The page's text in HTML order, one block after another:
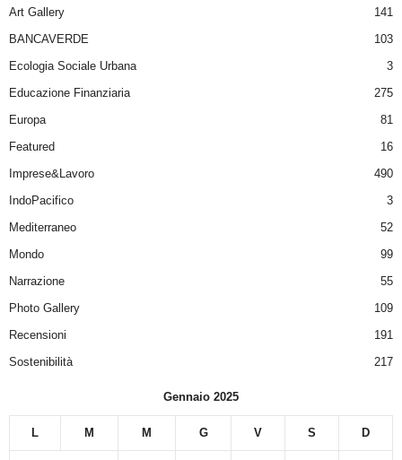
Art Gallery
141
BANCAVERDE
103
Ecologia Sociale Urbana
3
Educazione Finanziaria
275
Europa
81
Featured
16
Imprese&Lavoro
490
IndoPacifico
3
Mediterraneo
52
Mondo
99
Narrazione
55
Photo Gallery
109
Recensioni
191
Sostenibilità
217
Gennaio 2025
L M M G V S D